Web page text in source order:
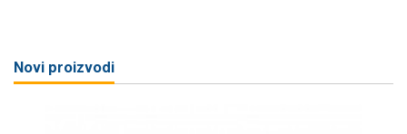
Novi proizvodi